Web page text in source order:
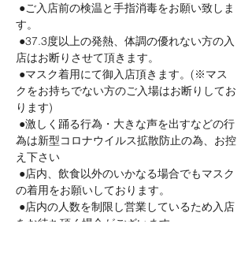
●ご入店前の検温と手指消毒をお願い致しま
す。
●37.3度以上の発熱、体調の優れない方の入
店はお断りさせて頂きます。
●マスク着用にて御入店頂きます。(※マス
クをお持ちでない方のご入場はお断りしてお
ります)
●激しく踊る行為・大きな声を出すなどの行
為は新型コロナウイルス拡散防止の為、お控
え下さい
●店内、飲食以外のいかなる場合でもマスク
の着用をお願いしております。
●店内の人数を制限し営業しているため入店
をお待ち頂く場合がございます。